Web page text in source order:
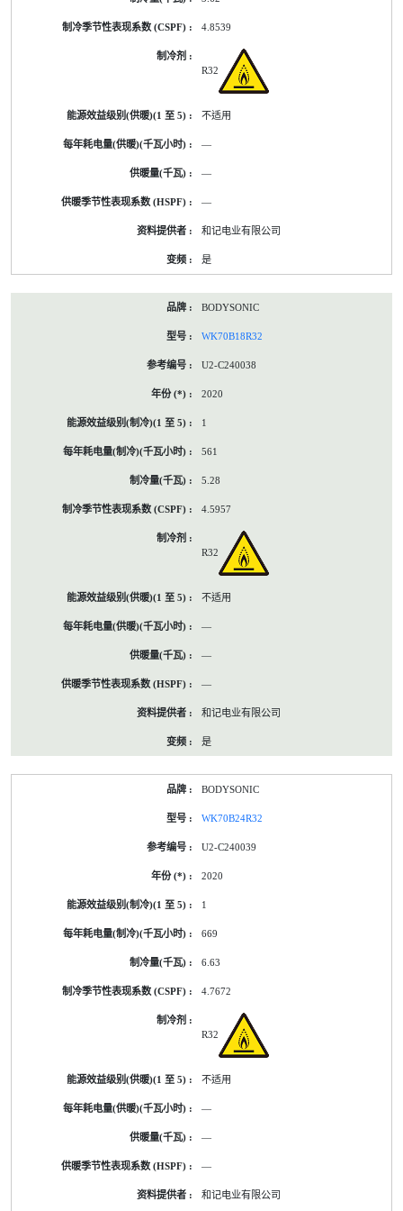
4.8539
R32
不适用
—
—
—
和记电业有限公司
是
BODYSONIC
WK70B18R32
U2-C240038
2020
1
561
5.28
4.5957
R32
不适用
—
—
—
和记电业有限公司
是
BODYSONIC
WK70B24R32
U2-C240039
2020
1
669
6.63
4.7672
R32
不适用
—
—
—
和记电业有限公司